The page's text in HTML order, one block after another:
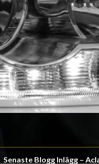
Senaste Blogg Inlägg –